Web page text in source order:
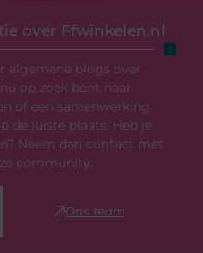
over Ffwinkelen.nl
algemene blogs over
op zoek bent naar
of een samenwerking
de juiste plaats. Heb je
Neem dan contact met
community.
Ons team